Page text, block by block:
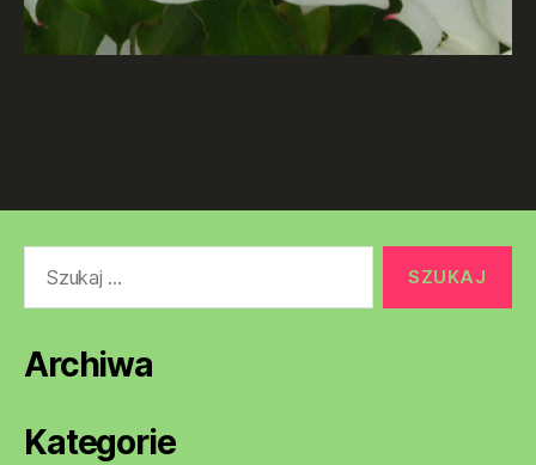
Archiwa
Kategorie